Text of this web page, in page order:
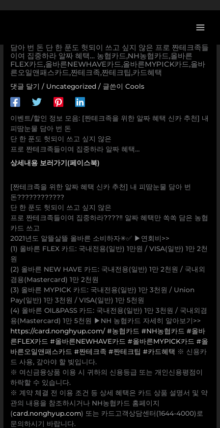
로
담아 번 돈 단 한 푼도 헛되이 쓰고 싶지 않은 프로 짠테크족들
이여 집중하라 알짜 혜택… 농협카드,NH농협카드,올바른
FLEX카드,올바른NEWHAVE카드,올바른MYPICK카드,올바
른오일앤패스카드,짠테크족,짠테크팁,카드혜택
댓글 달기 / Uncategorized / 글쓴이Cools
이벤트/할인 정보 모음: [짠테크족을 위한 알짜 혜택 신카 추천] 내
피땀눈물 담아 번 돈
단 한 푼도 헛되이 쓰고 싶지 않은
프로 짠테크족들이여 집중하라 알짜 혜택…
상세내용 보러가기(페이스북)
[짠테크족을 위한 알짜 혜택 신카 추천] 내 피땀눈물 담아 번
돈????????????
단 한 푼도 헛되이 쓰고 싶지 않은
프로 짠테크족들이여 집중하라????‼ 알짜 혜택만 쏙쏙 담은 농협
카드 쓰고
2021년도 알뜰살뜰 올바른 소비하자✳✅ ▶연회비>>
(1) 올바른 FLEX 카드: 국내전용(일반) 1만원 / VISA(일반) 1만 2천
원
(2) 올바른 NEW HAVE 카드: 국내전용(일반) 1만 2천원 / 국내외
겸용(Mastercard) 1만 2천원
(3) 올바른 MYPICK 카드: 국내전용(일반) 1만 3천원 / Union
Pay(일반) 1만 3천원 / VISA(일반) 1만 5천원
(4) 올바른 OIL&PASS 카드: 국내전용(일반) 1만 3천원 / 국내외겸
용(Mastercard) 1만 5천원 ▶NH 농협카드 자세히 알아보기>>
https://card.nonghyup.com/ #농협카드 #NH농협카드 #올바
른FLEX카드 #올바른NEWHAVE카드 #올바른MYPICK카드 #올
바른오일앤패스카드 #짠테크족 #짠테크팁 #카드혜택 ※ 신용카
드 사용, 갚아야 할 빚입니다.
※ 여신금융상품 이용 시 귀하의 신용등급 또는 개인신용평점이
하락할 수 있습니다.
※ 계약 체결 전 이용 조건 등 상세 혜택은 카드 상품 설명서 및 약
관의 내용을 참조하시거나 NH농협카드 홈페이지
(card.nonghyup.com) 또는 카드고객상담센터(1644-4000)로
문의하시기 바랍니다.